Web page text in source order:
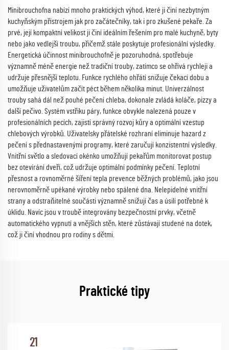
Minibrouchofna nabízí mnoho praktických výhod, které ji činí nezbytným
kuchyňským přístrojem jak pro začátečníky, tak i pro zkušené pekaře. Za
prvé, její kompaktní velikost ji činí ideálním řešením pro malé kuchyně, byty
nebo jako vedlejší troubu, přičemž stále poskytuje profesionální výsledky.
Energetická účinnost minibrouchofně je pozoruhodná, spotřebuje
významně méně energie než tradiční trouby, zatímco se ohřívá rychleji a
udržuje přesnější teplotu. Funkce rychlého ohřátí snižuje čekací dobu a
umožňuje uživatelům začít péct během několika minut. Univerzálnost
trouby sahá dál než pouhé pečení chleba, dokonale zvládá koláče, pizzy a
další pečivo. Systém vstřiku páry, funkce obvykle nalezená pouze v
profesionálních pecích, zajistí správný rozvoj kůry a optimální vzestup
chlebových výrobků. Uživatelsky přátelské rozhraní eliminuje hazard z
pečení s přednastavenými programy, které zaručují konzistentní výsledky.
Vnitřní světlo a sledovací okénko umožňují pekařům monitorovat postup
bez otevírání dveří, což udržuje optimální podmínky pečení. Teplotní
přesnost a rovnoměrné šíření tepla prevence běžných problémů, jako jsou
nerovnoměrně upékané výrobky nebo spálené dna. Nelepidelné vnitřní
strany a odstraňitelné součásti významně snižují čas a úsilí potřebné k
úklidu. Navíc jsou v troubě integrovány bezpečnostní prvky, včetně
automatického vypnutí a vnějších stěn, které zůstávají studené na dotek,
což ji činí vhodnou pro rodiny s dětmi.
Praktické tipy
21